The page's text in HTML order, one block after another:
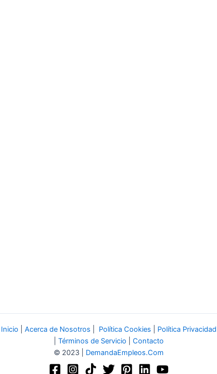
Inicio Acerca de Nosotros Política Cookies
Política Privacidad
Términos de Servicio
Contacto
© 2023 | DemandaEmpleos.Com